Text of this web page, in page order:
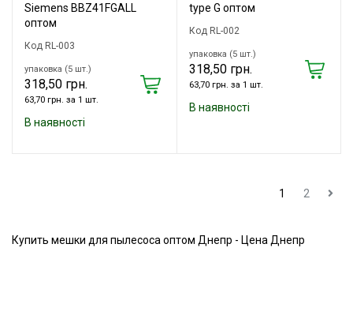
Siemens BBZ41FGALL
оптом
Код RL-003
упаковка (5 шт.)
318,50 грн.
63,70 грн. за 1 шт.
В наявності
type G оптом
Код RL-002
упаковка (5 шт.)
318,50 грн.
63,70 грн. за 1 шт.
В наявності
1 2
Купить мешки для пылесоса оптом Днепр - Цена Днепр